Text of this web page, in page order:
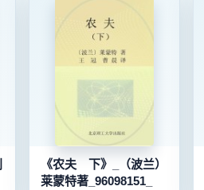
《农夫 下》_（波兰）
莱蒙特著_96098151_